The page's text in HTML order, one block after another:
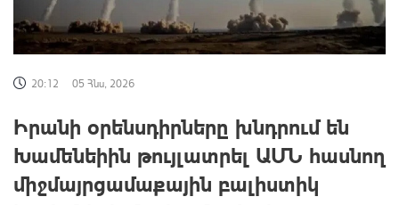
20:12 05 Հնս, 2026
Իրանի օրենսդիրները խնդրում են
Խամենեիին թույլատրել ԱՄՆ հասնող
միջմայրցամաքային բալիստիկ